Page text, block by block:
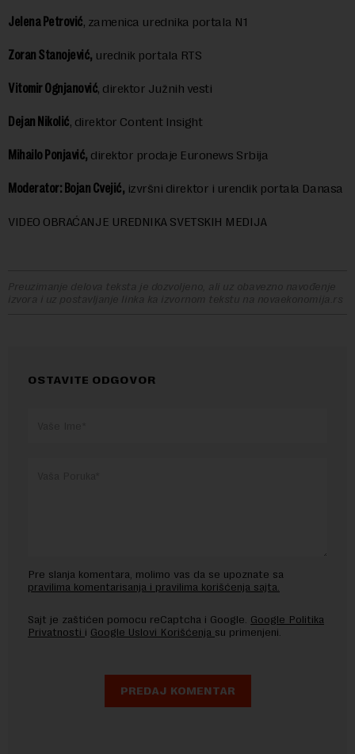
Jelena Petrović, zamenica urednika portala N1
Zoran Stanojević, urednik portala RTS
Vitomir Ognjanović, direktor Južnih vesti
Dejan Nikolić, direktor Content Insight
Mihailo Ponjavić, direktor prodaje Euronews Srbija
Moderator: Bojan Cvejić, izvršni direktor i urendik portala Danasa
VIDEO OBRAĆANJE UREDNIKA SVETSKIH MEDIJA
Preuzimanje delova teksta je dozvoljeno, ali uz obavezno navođenje
izvora i uz postavljanje linka ka izvornom tekstu na novaekonomija.rs
OSTAVITE ODGOVOR
Pre slanja komentara, molimo vas da se upoznate sa
pravilima komentarisanja i pravilima korišćenja sajta.
Sajt je zaštićen pomocu reCaptcha i Google. Google Politika
Privatnosti i Google Uslovi Korišćenja su primenjeni.